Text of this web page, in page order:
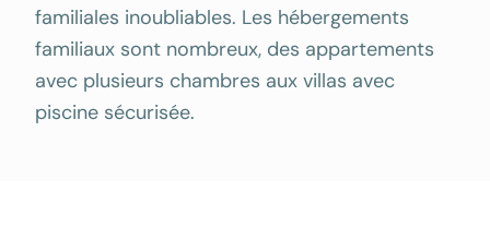
familiales inoubliables. Les hébergements
familiaux sont nombreux, des appartements
avec plusieurs chambres aux villas avec
piscine sécurisée.